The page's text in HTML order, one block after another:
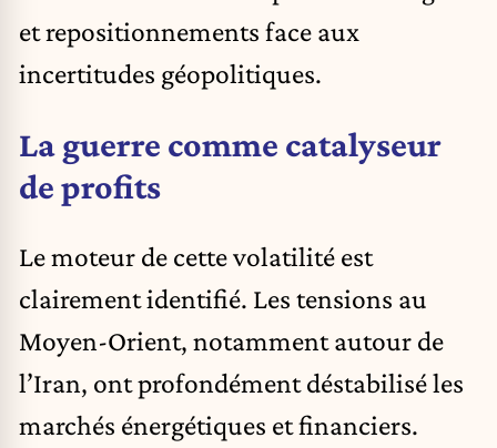
et repositionnements face aux
incertitudes géopolitiques.
La guerre comme catalyseur
de profits
Le moteur de cette volatilité est
clairement identifié. Les tensions au
Moyen-Orient, notamment autour de
l’Iran, ont profondément déstabilisé les
marchés énergétiques et financiers.